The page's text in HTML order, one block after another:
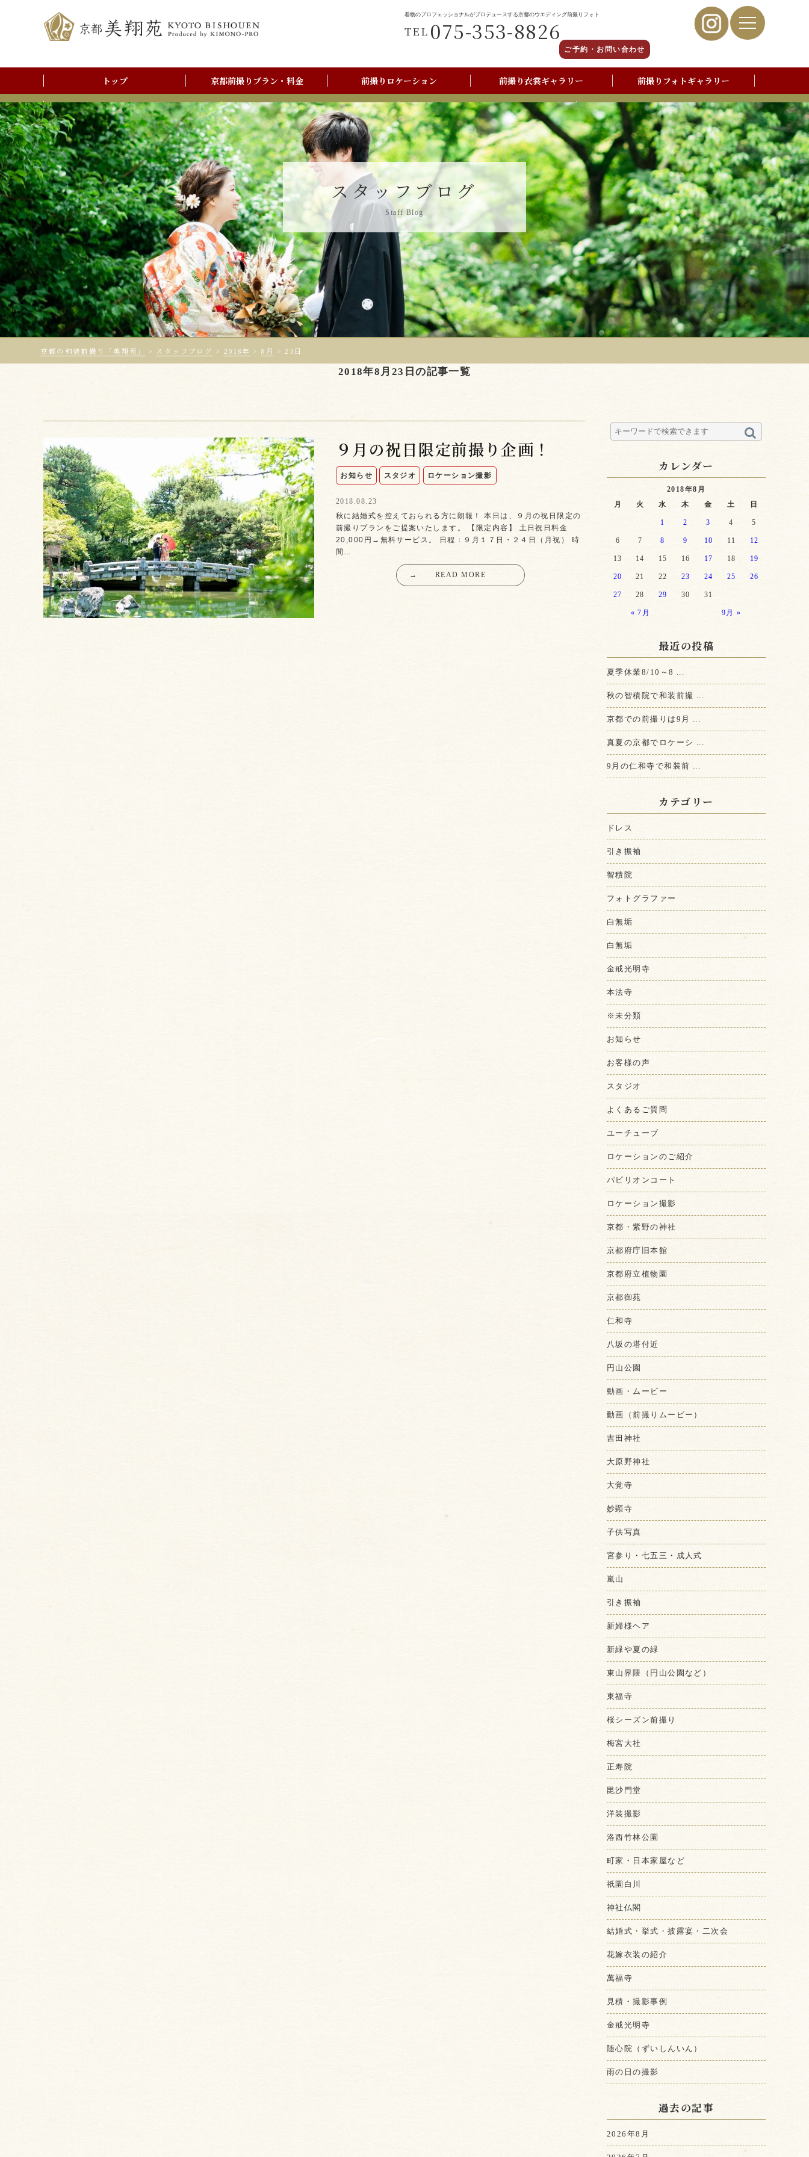
着物のプロフェッショナルがプロデュースする京都のウエディング前撮りフォト
TEL 075-353-8826
ご予約・お問い合わせ
トップ 京都前撮りプラン・料金 前撮りロケーション 前撮り衣裳ギャラリー 前撮りフォトギャラリー
前撮りアルバム 前撮りご利用の流れ 京都美翔苑店舗情報 写真撮影よくあるご質問
スタッフブログ
Staff Blog
京都の和装前撮り「美翔苑」 > スタッフブログ > 2018年 > 8月 > 23日
2018年8月23日の記事一覧
９月の祝日限定前撮り企画！
お知らせ スタジオ ロケーション撮影
2018.08.23
秋に結婚式を控えておられる方に朗報！ 本日は、９月の祝日限定の
前撮りプランをご提案いたします。 【限定内容】 土日祝日料金
20,000円→無料サービス。 日程：９月１７日・２４日（月祝） 時
間…
→ READ MORE
カレンダー
2018年8月
月
火 水 木 金 土 日
« 7月 9月 »
1 2 3 4 5
6 7 8 9 10 11 12
13 14 15 16 17 18 19
20 21 22 23 24 25 26
27 28 29 30 31
最近の投稿
夏季休業8/10～8 ...
秋の智積院で和装前撮 ...
京都での前撮りは9月 ...
真夏の京都でロケーシ ...
9月の仁和寺で和装前 ...
カテゴリー
ドレス
引き振袖
智積院
フォトグラファー
白無垢
白無垢
金戒光明寺
本法寺
※未分類
お知らせ
お客様の声
スタジオ
よくあるご質問
ユーチューブ
ロケーションのご紹介
パビリオンコート
ロケーション撮影
京都・紫野の神社
京都府庁旧本館
京都府立植物園
京都御苑
仁和寺
八坂の塔付近
円山公園
動画・ムービー
動画（前撮りムービー）
吉田神社
大原野神社
大覚寺
妙顕寺
子供写真
宮参り・七五三・成人式
嵐山
引き振袖
新婦様ヘア
新緑や夏の緑
東山界隈（円山公園など）
東福寺
桜シーズン前撮り
梅宮大社
正寿院
毘沙門堂
洋装撮影
洛西竹林公園
町家・日本家屋など
祇園白川
神社仏閣
結婚式・挙式・披露宴・二次会
花嫁衣装の紹介
萬福寺
見積・撮影事例
金戒光明寺
随心院（ずいしんいん）
雨の日の撮影
過去の記事
2026年8月